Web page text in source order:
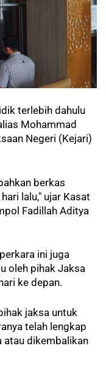
terlebih dahulu
Mohammad
Negeri (Kejari)
berkas
lalu," ujar Kasat
Fadillah Aditya
ini juga
oleh pihak Jaksa
ke depan.
jaksa untuk
telah lengkap
atau dikembalikan